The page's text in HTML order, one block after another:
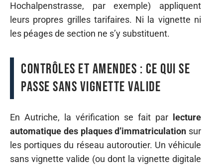
Hochalpenstrasse, par exemple) appliquent
leurs propres grilles tarifaires. Ni la vignette ni
les péages de section ne s’y substituent.
Contrôles et amendes : ce qui se
passe sans vignette valide
En Autriche, la vérification se fait par
lecture
automatique des plaques d’immatriculation sur
les portiques du réseau autoroutier. Un véhicule
sans vignette valide (ou dont la vignette digitale